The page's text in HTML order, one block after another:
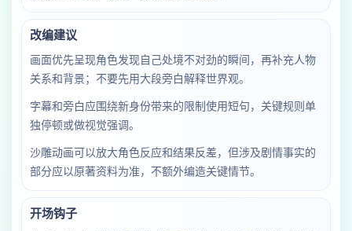
改编建议
画面优先呈现角色发现自己处境不对劲的瞬间，再补充人物
关系和背景；不要先用大段旁白解释世界观。
字幕和旁白应围绕新身份带来的限制使用短句，关键规则单
独停顿或做视觉强调。
沙雕动画可以放大角色反应和结果反差，但涉及剧情事实的
部分应以原著资料为准，不额外编造关键情节。
开场钩子